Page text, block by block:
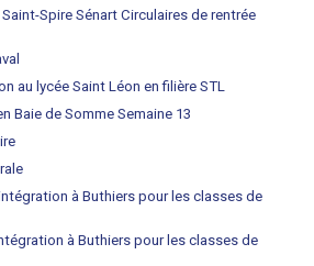
Spire Sénart Circulaires de rentrée
au lycée Saint Léon en filière STL
Baie de Somme Semaine 13
à Buthiers pour les classes de
à Buthiers pour les classes de